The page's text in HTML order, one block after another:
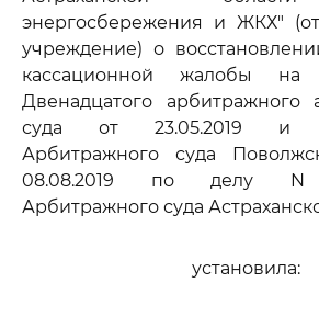
энергосбережения и ЖКХ"
учреждение) о
кассационной жалобы на
Двенадцатого арбитражного
суда от 23.05.2019 и
Арбитражного суда
08.08.2019 по делу N
Арбитражного суда
установила: